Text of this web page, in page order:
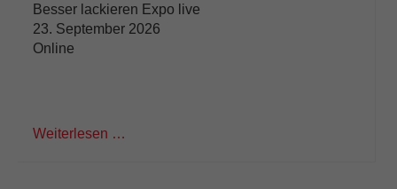
Besser lackieren Expo live
23. September 2026
Online
Weiterlesen …